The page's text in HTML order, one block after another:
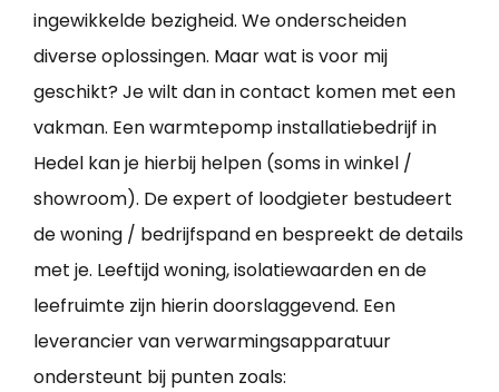
ingewikkelde bezigheid. We onderscheiden
diverse oplossingen. Maar wat is voor mij
geschikt? Je wilt dan in contact komen met een
vakman. Een warmtepomp installatiebedrijf in
Hedel kan je hierbij helpen (soms in winkel /
showroom). De expert of loodgieter bestudeert
de woning / bedrijfspand en bespreekt de details
met je. Leeftijd woning, isolatiewaarden en de
leefruimte zijn hierin doorslaggevend. Een
leverancier van verwarmingsapparatuur
ondersteunt bij punten zoals: